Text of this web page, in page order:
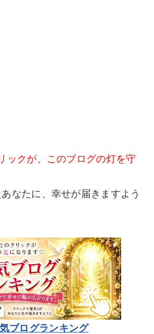
ックが、このブログの灯を守
なたに、幸せが届きますよう
ブログランキング